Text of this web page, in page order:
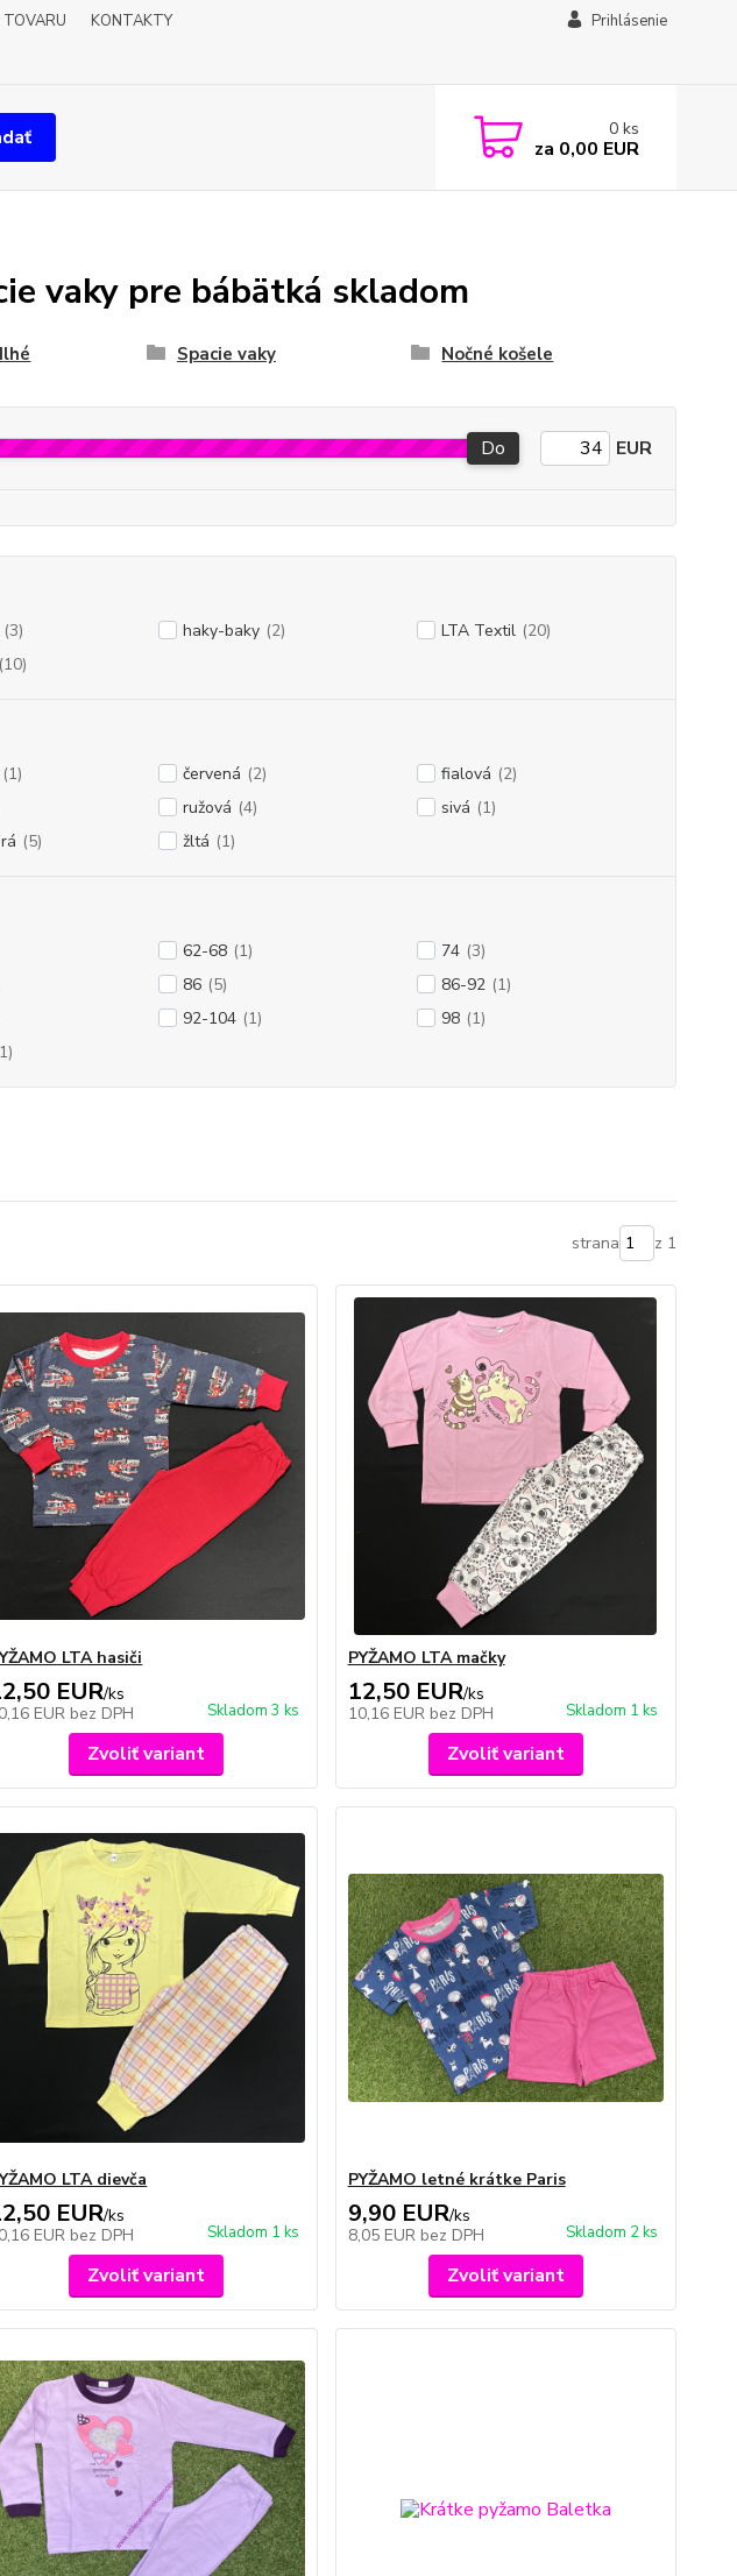
TOVARU
KONTAKTY
Prihlásenie
0 ks
za 0,00 EUR
vaky pre bábätká skladom
Spacie vaky Nočné košele
Do EUR
(3) haky-baky (2) LTA Textil (20)
(10)
(1) červená (2) fialová (2)
ružová (4) sivá (1)
(5) žltá (1)
62-68 (1) 74 (3)
86 (5) 86-92 (1)
92-104 (1) 98 (1)
strana z 1
LTA hasiči
EUR/ks
EUR bez DPH Skladom 3 ks
Zvoliť variant
PYŽAMO LTA mačky
12,50 EUR/ks
10,16 EUR bez DPH Skladom 1 ks
Zvoliť variant
LTA dievča
EUR/ks
EUR bez DPH Skladom 1 ks
Zvoliť variant
PYŽAMO letné krátke Paris
9,90 EUR/ks
8,05 EUR bez DPH Skladom 2 ks
Zvoliť variant